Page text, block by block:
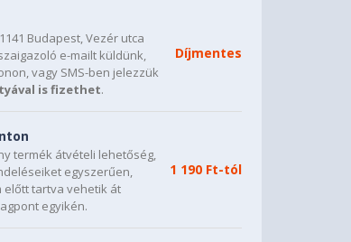
Budapest, Vezér utca
e-mailt küldünk,
vagy SMS-ben jelezzük
is fizethet.
Díjmentes
termék átvételi lehetőség,
egyszerűen,
előtt tartva vehetik át
egyikén.
1 190 Ft-tól